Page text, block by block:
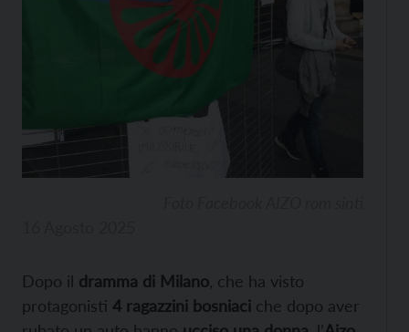
Dopo il dramma di Milano , che ha visto
protagonisti 4 ragazzini bosniaci che dopo aver